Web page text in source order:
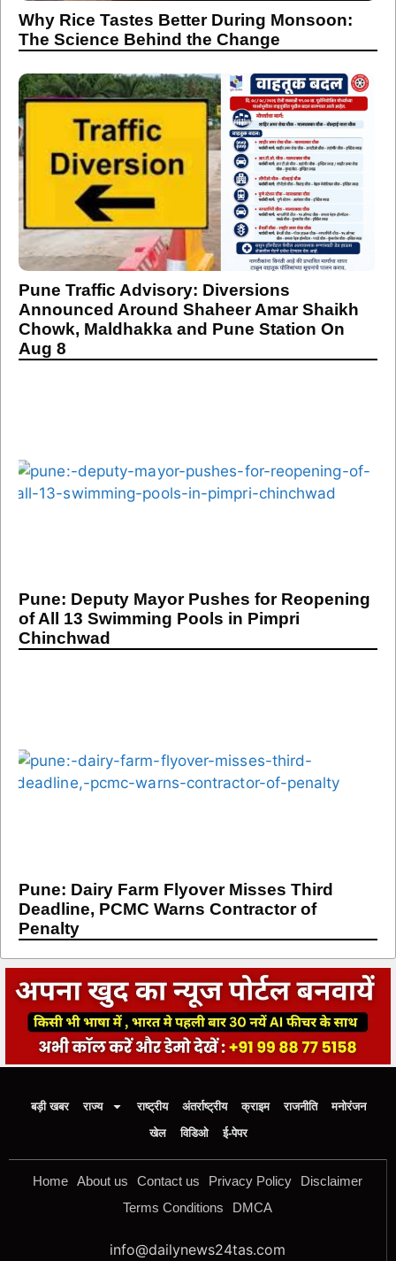
Why Rice Tastes Better During Monsoon:
The Science Behind the Change
Pune Traffic Advisory: Diversions
Announced Around Shaheer Amar Shaikh
Chowk, Maldhakka and Pune Station On
Aug 8
Pune: Deputy Mayor Pushes for Reopening
of All 13 Swimming Pools in Pimpri
Chinchwad
Pune: Dairy Farm Flyover Misses Third
Deadline, PCMC Warns Contractor of
Penalty
बड़ी खबर राज्य राष्ट्रीय अंतर्राष्ट्रीय क्राइम राजनीति
मनोरंजन
खेल
विडिओ ई-पेपर
Home About us Contact us Privacy Policy
Disclaimer
Terms Conditions
DMCA
info@dailynews24tas.com